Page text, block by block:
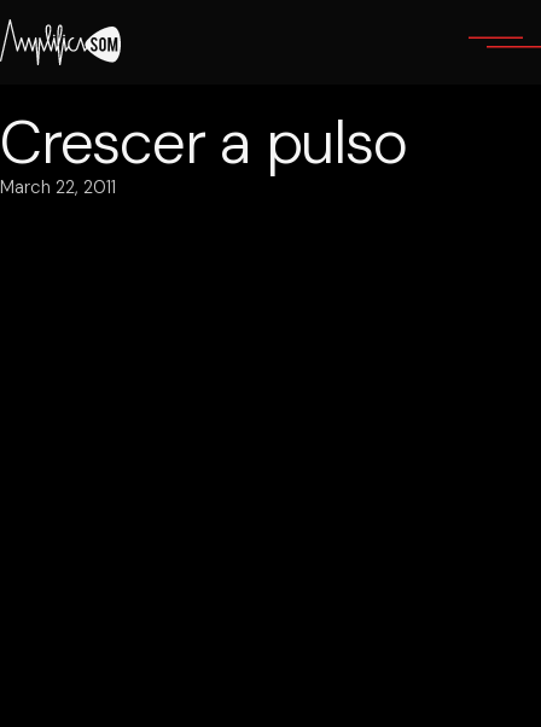
to
the
content
Crescer a pulso
March 22, 2011